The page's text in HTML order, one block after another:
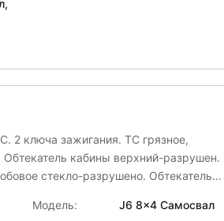
2 ключа зажигания. ТС грязное,
кабины верхний-разрушен.
стекло-разрушено. Обтекатель
колесо-отсутствует. Панель
Модель:
J6 8x4 Самосвал